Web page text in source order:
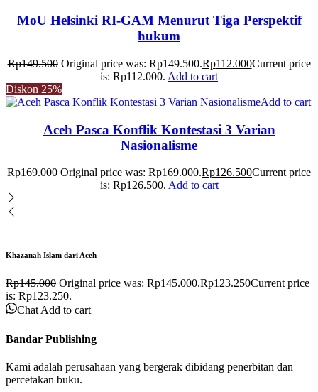
MoU Helsinki RI-GAM Menurut Tiga Perspektif
hukum
Rp149.500 Original price was: Rp149.500.Rp112.000Current price
is: Rp112.000. Add to cart
Diskon 25%
Add to cart
Aceh Pasca Konflik Kontestasi 3 Varian
Nasionalisme
Rp169.000 Original price was: Rp169.000.Rp126.500Current price
is: Rp126.500. Add to cart
Khazanah Islam dari Aceh
Rp145.000 Original price was: Rp145.000.Rp123.250Current price
is: Rp123.250.
Chat Add to cart
Bandar Publishing
Kami adalah perusahaan yang bergerak dibidang penerbitan dan
percetakan buku.